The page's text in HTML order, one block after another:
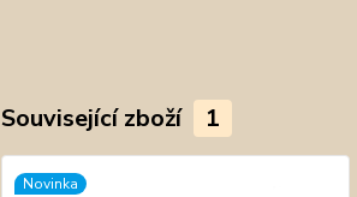
Související zboží 1
Novinka